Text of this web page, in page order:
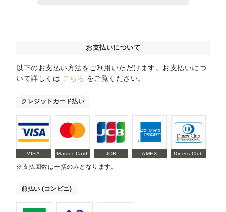
お支払いについて
以下のお支払い方法をご利用いただけます。お支払いにつ
いて詳しくは こちら をご覧ください。
クレジットカード払い
VISA Master Card JCB AMEX Diners Club
※支払回数は一括のみとなります。
前払い (コンビニ)